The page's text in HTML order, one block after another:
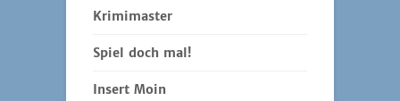
Krimimaster
Spiel doch mal!
Insert Moin